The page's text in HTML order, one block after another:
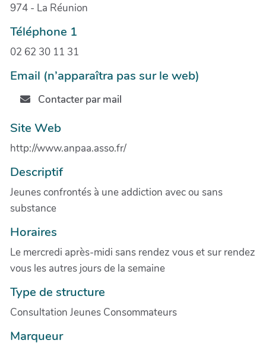
974 - La Réunion
Téléphone 1
02 62 30 11 31
Email (n’apparaîtra pas sur le web)
Contacter par mail
Site Web
http://www.anpaa.asso.fr/
Descriptif
Jeunes confrontés à une addiction avec ou sans
substance
Horaires
Le mercredi après-midi sans rendez vous et sur rendez
vous les autres jours de la semaine
Type de structure
Consultation Jeunes Consommateurs
Marqueur